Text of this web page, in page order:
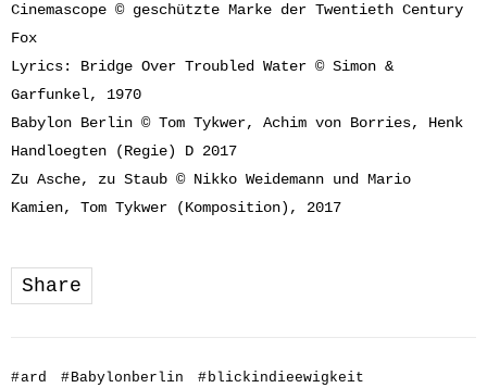
Cinemascope © geschützte Marke der Twentieth Century
Fox
Lyrics: Bridge Over Troubled Water © Simon &
Garfunkel, 1970
Babylon Berlin © Tom Tykwer, Achim von Borries, Henk
Handloegten (Regie) D 2017
Zu Asche, zu Staub © Nikko Weidemann und Mario
Kamien, Tom Tykwer (Komposition), 2017
Share
#ard #Babylonberlin #blickindieewigkeit